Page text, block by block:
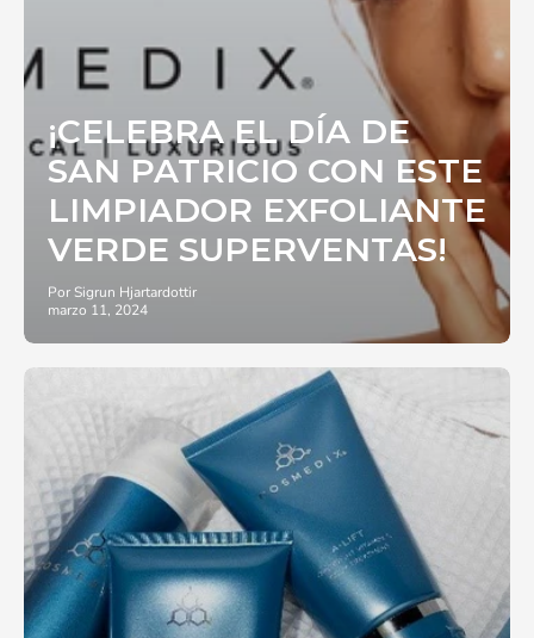
¡CELEBRA EL DÍA DE
SAN PATRICIO CON ESTE
LIMPIADOR EXFOLIANTE
VERDE SUPERVENTAS!
Por Sigrun Hjartardottir
marzo 11, 2024